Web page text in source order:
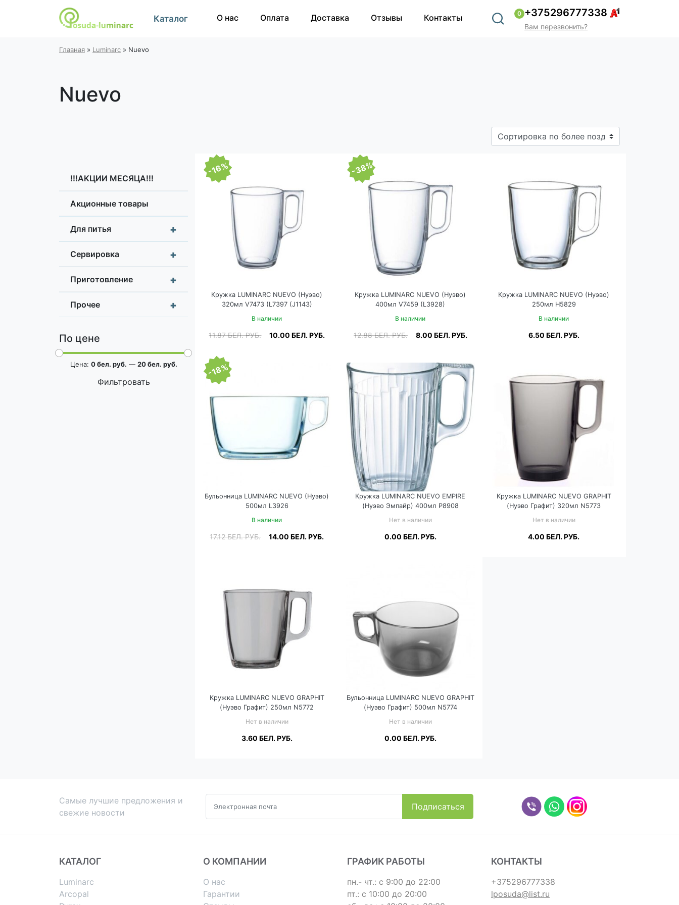
Каталог О нас Оплата Доставка Отзывы Контакты 0 +375296777338
Вам перезвонить?
Главная » Luminarc » Nuevo
Nuevo
!!!АКЦИИ МЕСЯЦА!!!
Акционные товары
+
Для питья
+
Сервировка
+
Приготовление
+
Прочее
По цене
Фильтровать
Цена: 0 бел. руб. — 20 бел. руб.
-16%
Кружка LUMINARC NUEVO (Нуэво)
320мл V7473 (L7397 (J1143)
В наличии
11.87БЕЛ. РУБ. 10.00БЕЛ. РУБ.
Подробнее
-38%
Кружка LUMINARC NUEVO (Нуэво)
400мл V7459 (L3928)
В наличии
12.88БЕЛ. РУБ. 8.00 БЕЛ. РУБ.
Подробнее В корзину
Кружка LUMINARC NUEVO (Нуэво)
250мл H5829
В наличии
6.50 БЕЛ. РУБ.
-18%
Бульонница LUMINARC NUEVO (Нуэво)
500мл L3926
В наличии
17.12БЕЛ. РУБ. 14.00БЕЛ. РУБ.
Кружка LUMINARC NUEVO EMPIRE
(Нуэво Эмпайр) 400мл P8908
Нет в наличии
0.00 БЕЛ. РУБ.
Кружка LUMINARC NUEVO GRAPHIT
(Нуэво Графит) 320мл N5773
Нет в наличии
4.00БЕЛ. РУБ.
Кружка LUMINARC NUEVO GRAPHIT
(Нуэво Графит) 250мл N5772
Нет в наличии
3.60 БЕЛ. РУБ.
Бульонница LUMINARC NUEVO GRAPHIT
(Нуэво Графит) 500мл N5774
Нет в наличии
0.00 БЕЛ. РУБ.
Самые лучшие предложения и
свежие новости
КАТАЛОГ
Luminarc
Arcopal
О КОМПАНИИ
О нас
Гарантии
ГРАФИК РАБОТЫ
пн.- чт.: с 9:00 до 22:00
пт.: с 10:00 до 20:00
КОНТАКТЫ
+375296777338
lposuda@list.ru